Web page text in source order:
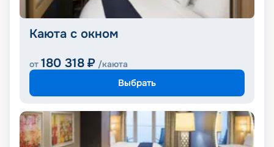
Каюта с окном
от 180 318 ₽ /каюта
Выбрать